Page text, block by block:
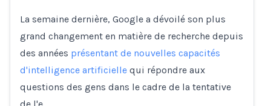
La semaine dernière, Google a dévoilé son plus
grand changement en matière de recherche depuis
des années présentant de nouvelles capacités
d'intelligence artificielle qui répondre aux
questions des gens dans le cadre de la tentative